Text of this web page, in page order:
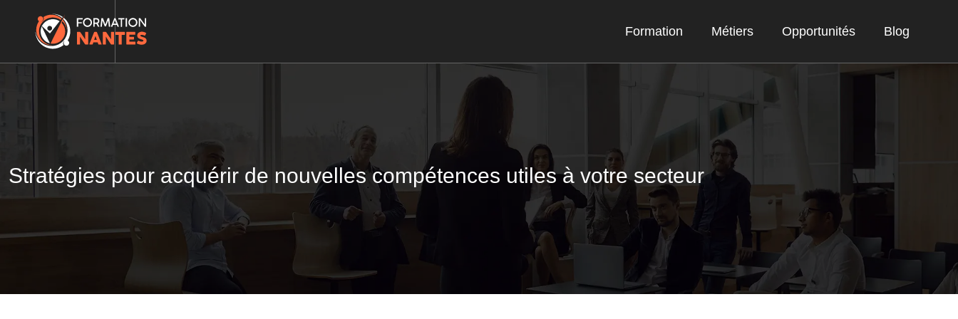
Formation Métiers Opportunités Blog
Stratégies pour acquérir de nouvelles compétences utiles à votre secteur